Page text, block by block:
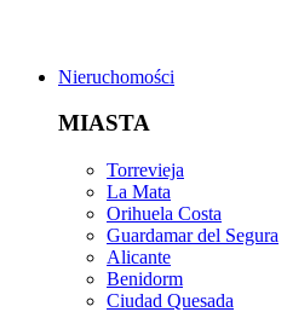
Nieruchomości
MIASTA
Torrevieja
La Mata
Orihuela Costa
Guardamar del Segura
Alicante
Benidorm
Ciudad Quesada